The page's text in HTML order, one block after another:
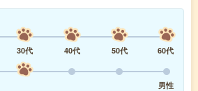
30代 40代 50代
60代
男性